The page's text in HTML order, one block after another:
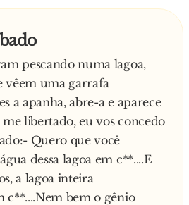
todos os ursos da floresta
e o coelho rapidamente
o coelho subiu nela e
com o coelho pedindo
ri alto a mulher – E o
pescando numa lagoa,
vêem uma garrafa
a apanha, abre-a e aparece
libertado, eu vos concedo
Quero que você
dessa lagoa em c**....E
a lagoa inteira
c**....Nem bem o gênio